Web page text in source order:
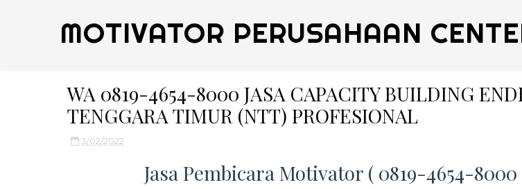
MOTIVATOR PERUSAHAAN
WA 0819-4654-8000 JASA CAPACITY BUILDING
TENGGARA TIMUR (NTT) PROFESIONAL
3/02/2022
Jasa Pembicara Motivator ( 0819-4654-8000